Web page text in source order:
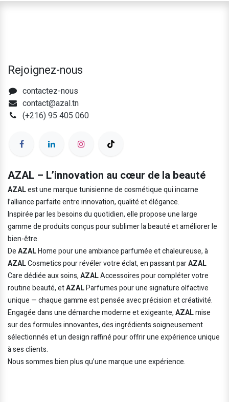
Rejoignez-nous
contactez-nous
contact@azal.tn
(+216) 95 405 060
AZAL – L’innovation au cœur de la beauté
AZALest une marque tunisienne de cosmétique qui incarne
l’alliance parfaite entre innovation, qualité et élégance.
Inspirée par les besoins du quotidien, elle propose une large
gamme de produits conçus pour sublimer la beauté et améliorer le
bien-être.
DeAZALHome pour une ambiance parfumée et chaleureuse, à
AZALCosmetics pour révéler votre éclat, en passant parAZAL
Care dédiée aux soins,AZALAccessoires pour compléter votre
routine beauté, etAZALParfumes pour une signature olfactive
unique — chaque gamme est pensée avec précision et créativité.
Engagée dans une démarche moderne et exigeante,AZALmise
sur des formules innovantes, des ingrédients soigneusement
sélectionnés et un design raffiné pour offrir une expérience unique
à ses clients.
Nous sommes bien plus qu’une marque une expérience.